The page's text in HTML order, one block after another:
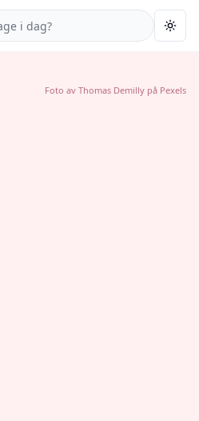
Foto av Thomas Demilly på Pexels